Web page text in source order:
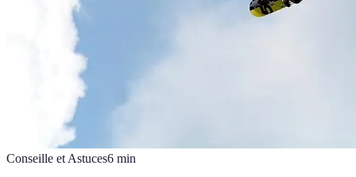
Conseille et Astuces6 min